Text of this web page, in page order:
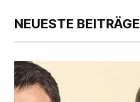
NEUESTE BEITRÄGE